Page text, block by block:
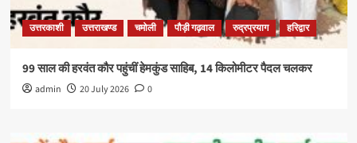
उत्तरकाशी उत्तराखण्ड चमोली पौड़ी गढ़वाल रुद्रप्रयाग हरिद्वार
99 साल की हरवंत कौर पहुंचीं हेमकुंड साहिब, 14 किलोमीटर पैदल चलकर
admin 20 July 2026 0